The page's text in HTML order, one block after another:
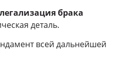
легализация брака
деталь.
всей дальнейшей